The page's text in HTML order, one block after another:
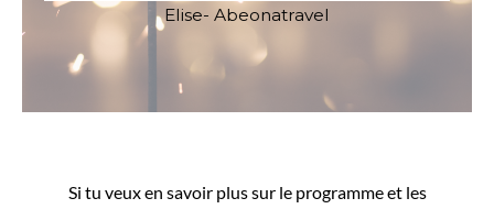
Elise- Abeonatravel
Si tu veux en savoir plus sur le programme et les